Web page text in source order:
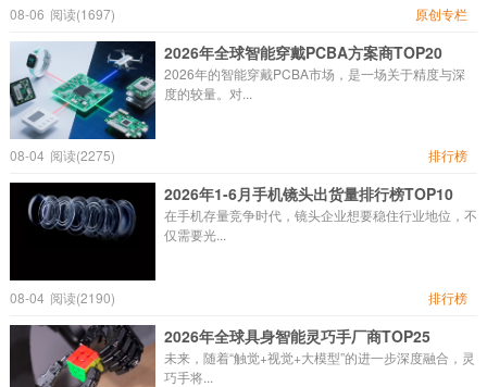
08-06 阅读(1697) 原创专栏
2026年全球智能穿戴PCBA方案商TOP20
2026年的智能穿戴PCBA市场，是一场关于精度与深
度的较量。对...
08-04 阅读(2275) 排行榜
2026年1-6月手机镜头出货量排行榜TOP10
在手机存量竞争时代，镜头企业想要稳住行业地位，不
仅需要光...
08-04 阅读(2190) 排行榜
2026年全球具身智能灵巧手厂商TOP25
未来，随着“触觉+视觉+大模型”的进一步深度融合，灵
巧手将...